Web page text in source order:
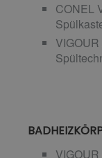
CONEL